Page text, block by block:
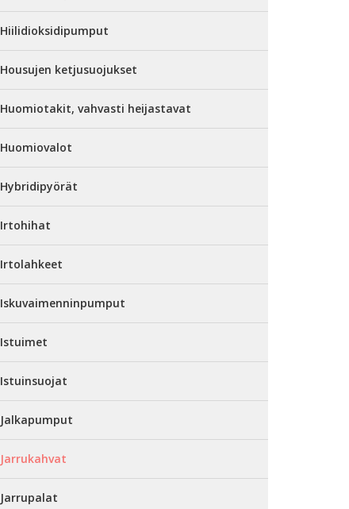
Hiilidioksidipumput
Housujen ketjusuojukset
Huomiotakit, vahvasti heijastavat
Huomiovalot
Hybridipyörät
Irtohihat
Irtolahkeet
Iskuvaimenninpumput
Istuimet
Istuinsuojat
Jalkapumput
Jarrukahvat
Jarrupalat